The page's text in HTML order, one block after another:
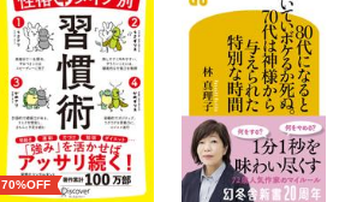
70%OFF